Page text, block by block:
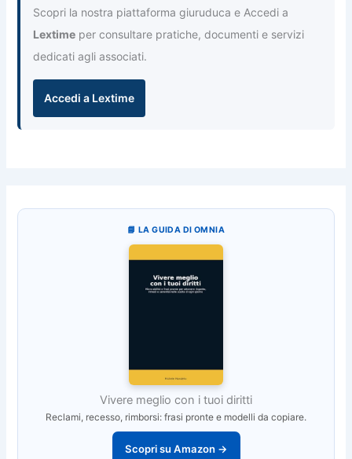
Scopri la nostra piattaforma giuruduca e Accedi a
Lextime per consultare pratiche, documenti e servizi
dedicati agli associati.
Accedi a Lextime
📘 LA GUIDA DI OMNIA
Vivere meglio con i tuoi diritti
Reclami, recesso, rimborsi: frasi pronte e modelli da copiare.
Scopri su Amazon →